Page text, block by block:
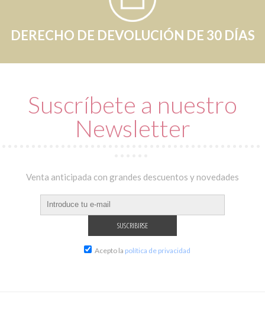
DERECHO DE DEVOLUCIÓN DE 30 DÍAS
Suscríbete a nuestro
Newsletter
Venta anticipada con grandes descuentos y novedades
Acepto la política de privacidad